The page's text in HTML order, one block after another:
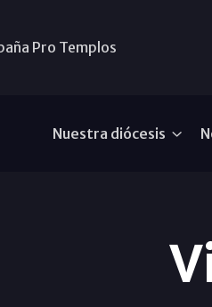
Pro Templos
Nuestra diócesis